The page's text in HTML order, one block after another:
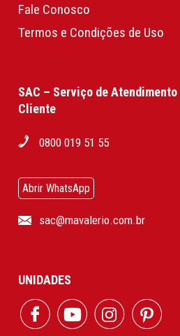
Fale Conosco
Termos e Condições de Uso
SAC – Serviço de
Cliente
0800 019 51 55
Abrir WhatsApp
sac@mavalerio.com.br
UNIDADES